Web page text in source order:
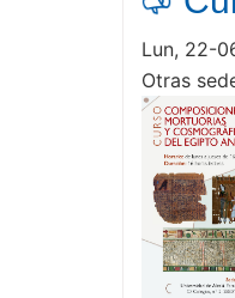
Lun, 22-
Otras